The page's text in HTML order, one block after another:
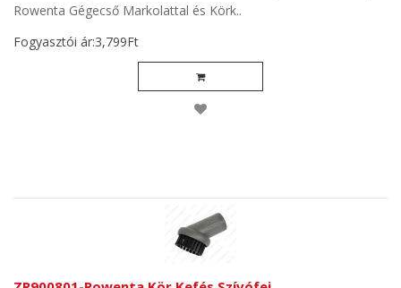
Rowenta Gégecső Markolattal és Körk..
Fogyasztói ár:3,799Ft